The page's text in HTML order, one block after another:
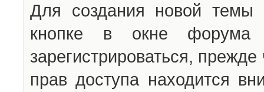
Для создания новой темы
кнопке в окне
зарегистрироваться,
прав доступа находится